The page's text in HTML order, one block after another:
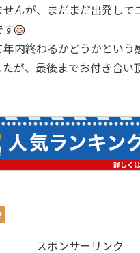
んが、まだまだ出発して
す
内終わるかどうかという
が、最後までお付き合い
スポンサーリンク